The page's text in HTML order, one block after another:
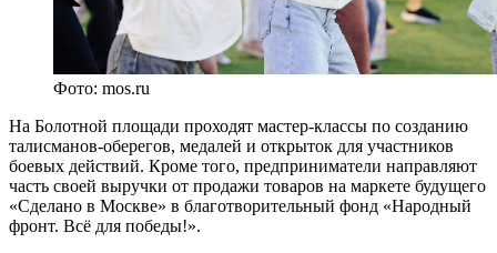
Фото: mos.ru
На Болотной площади проходят мастер-классы по созданию
талисманов-оберегов, медалей и открыток для участников
боевых действий. Кроме того, предприниматели направляют
часть своей выручки от продажи товаров на маркете будущего
«Сделано в Москве» в благотворительный фонд «Народный
фронт. Всё для победы!».